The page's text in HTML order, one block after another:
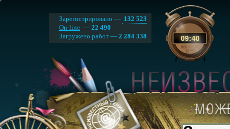
09:40
Зарегистрировано — 132 523
On-line — 22 490
Загружено работ — 2 284 338